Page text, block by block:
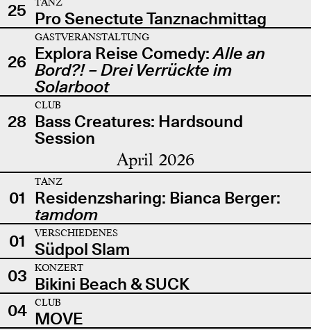
25 Pro Senectute Tanznachmittag
26
GASTVERANSTALTUNG
Explora Reise Comedy:Alle an
Bord?! – Drei Verrückte im
Solarboot
28
CLUB
Bass Creatures: Hardsound
Session
April 2026
01
TANZ
Residenzsharing: Bianca Berger:
tamdom
01
VERSCHIEDENES
Südpol Slam
03
KONZERT
Bikini Beach & SUCK
04
CLUB
MOVE